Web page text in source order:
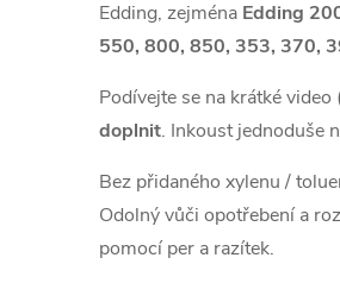
Edding, zejména Edding
550, 800, 850, 353, 370,
Podívejte se na krátké
doplnit. Inkoust jednoduše
Bez přidaného xylenu /
Odolný vůči opotřebení a
pomocí per a razítek.